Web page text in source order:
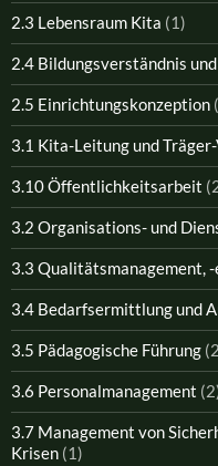
2.3 Lebensraum Kita (1)
2.4 Bildungsverständnis
2.5 Einrichtungskonzeption
3.1 Kita-Leitung und
3.10 Öffentlichkeitsarbeit
3.2 Organisations- und
3.3 Qualitätsmanagement,
3.4 Bedarfsermittlung und
3.5 Pädagogische Führung
3.6 Personalmanagement
3.7 Management von
Krisen (1)